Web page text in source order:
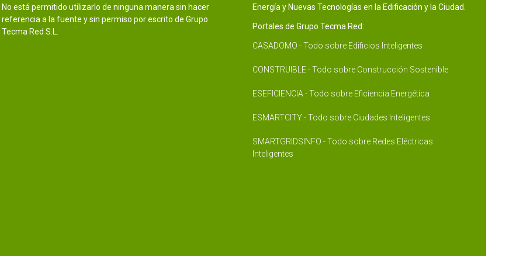
No está permitido utilizarlo de ninguna manera sin hacer
referencia a la fuente y sin permiso por escrito de Grupo
Tecma Red S.L.
Energía y Nuevas Tecnologías en la Edificación y la Ciudad.
Portales de Grupo Tecma Red:
CASADOMO - Todo sobre Edificios Inteligentes
CONSTRUIBLE - Todo sobre Construcción Sostenible
ESEFICIENCIA - Todo sobre Eficiencia Energética
ESMARTCITY - Todo sobre Ciudades Inteligentes
SMARTGRIDSINFO - Todo sobre Redes Eléctricas
Inteligentes